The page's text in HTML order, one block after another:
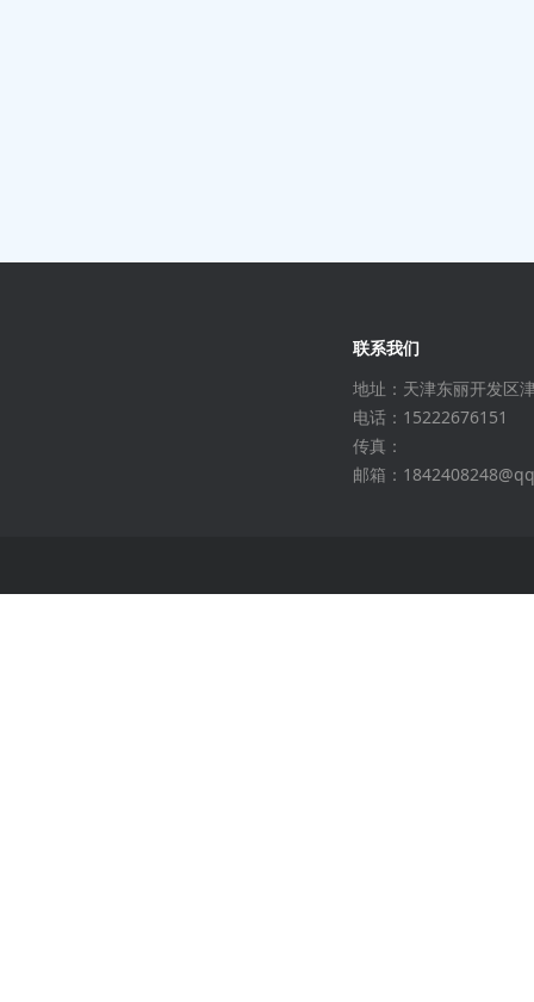
联系我们
地址：天津东丽开发区
电话：15222676151
传真：
邮箱：